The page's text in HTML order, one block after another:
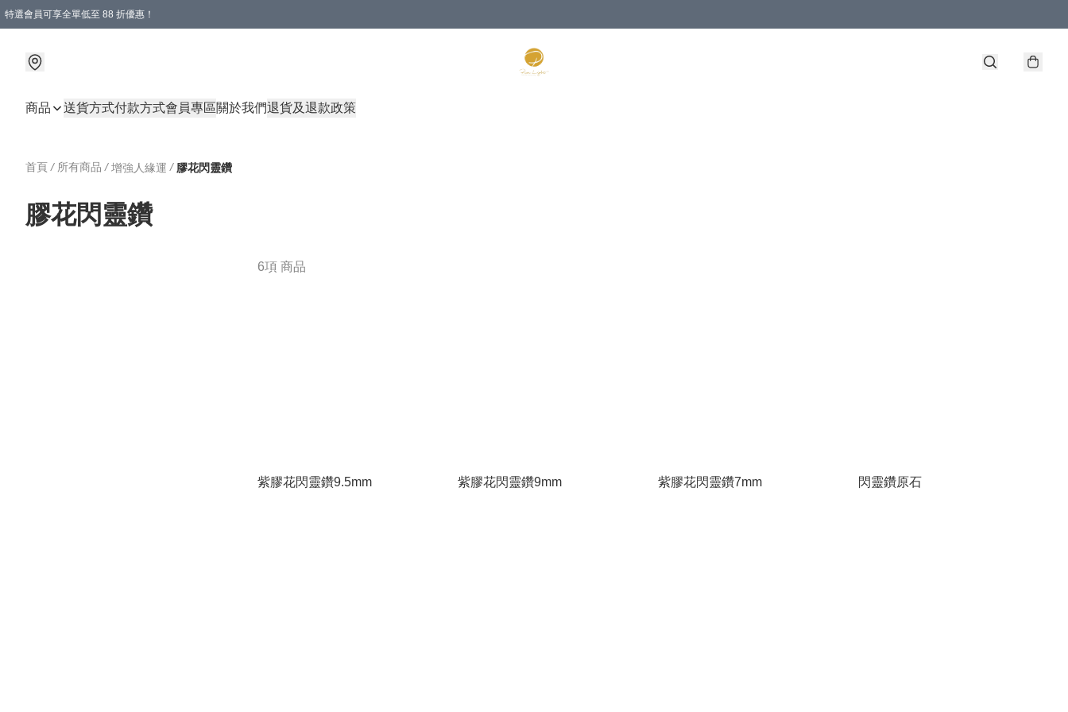
特選會員可享全單低至 88 折優惠！
商品 送貨方式付款方式會員專區關於我們退貨及退款政策
首頁 / 所有商品 / 增強人緣運 / 膠花閃靈鑽
膠花閃靈鑽
6項 商品
紫膠花閃靈鑽9.5mm 紫膠花閃靈鑽9mm 紫膠花閃靈鑽7mm 閃靈鑽原石